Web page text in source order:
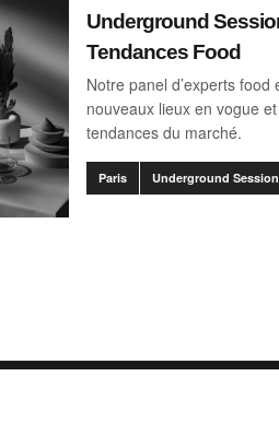
Underground
Tendances Food
Notre panel d’experts
nouveaux lieux en vogue
tendances du marché.
Paris Underground